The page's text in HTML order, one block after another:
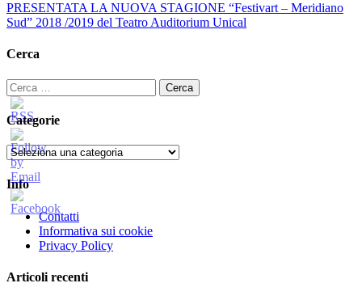
PRESENTATA LA NUOVA STAGIONE “Festivart – Meridiano
Sud” 2018 /2019 del Teatro Auditorium Unical
Cerca
Ricerca
per:
Categorie
Categorie
Info
Contatti
Informativa sui cookie
Privacy Policy
Articoli recenti